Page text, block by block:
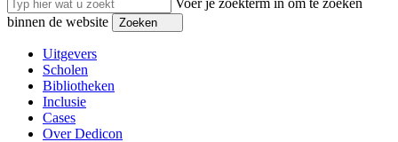
Voer je zoekterm in om te zoeken
binnen de website
Zoeken
Uitgevers
Scholen
Bibliotheken
Inclusie
Cases
Over Dedicon